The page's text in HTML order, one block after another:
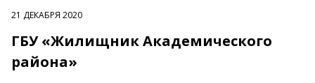
21 ДЕКАБРЯ 2020
ГБУ «Жилищник Академического
района»